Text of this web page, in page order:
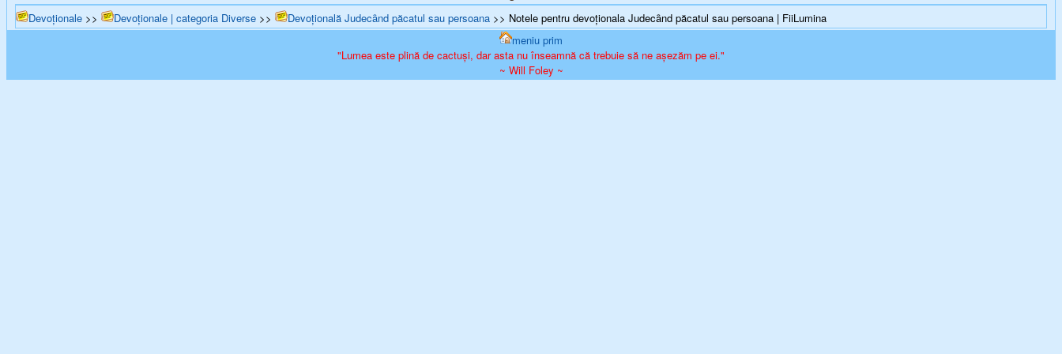
Devoționale >> Devoționale | categoria Diverse >> Devoțională Judecȃnd păcatul sau persoana >> Notele pentru devoționala Judecȃnd păcatul sau persoana | FiiLumina
meniu prim
"Lumea este plină de cactuși, dar asta nu înseamnă că trebuie să ne așezăm pe ei."
~ Will Foley ~